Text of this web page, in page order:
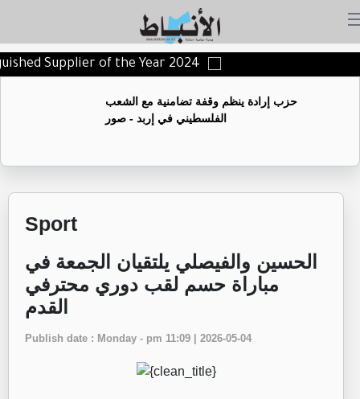
Supplier of the Year 2024
حزب إرادة ينظم وقفة تضامنية مع الشعب
الفلسطيني في إربد - صور
Sport
الحسين والفيصلي يلتقيان الجمعة في
مباراة حسم لقب دوري محترفي
القدم
Publish date : Monday - pm 11:09 | 2026-05-04